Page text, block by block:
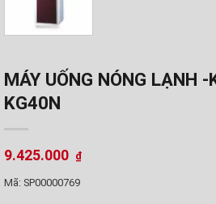
MÁY UỐNG NÓNG LẠNH -
KG40N
9.425.000 ₫
Mã: SP00000769